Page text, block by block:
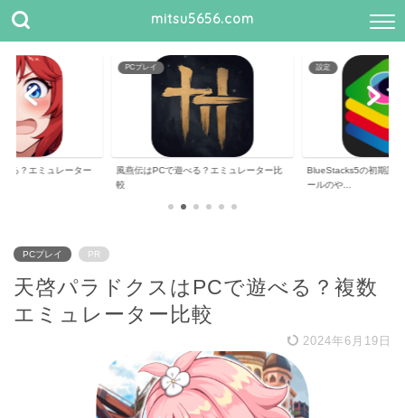
mitsu5656.com
る？エミュレーター
PCプレイ
風燕伝はPCで遊べる？エミュレーター比
較
設定
BlueStacks5の初期設
ールのや...
PCプレイ PR
天啓パラドクスはPCで遊べる？複数
エミュレーター比較
2024年6月19日